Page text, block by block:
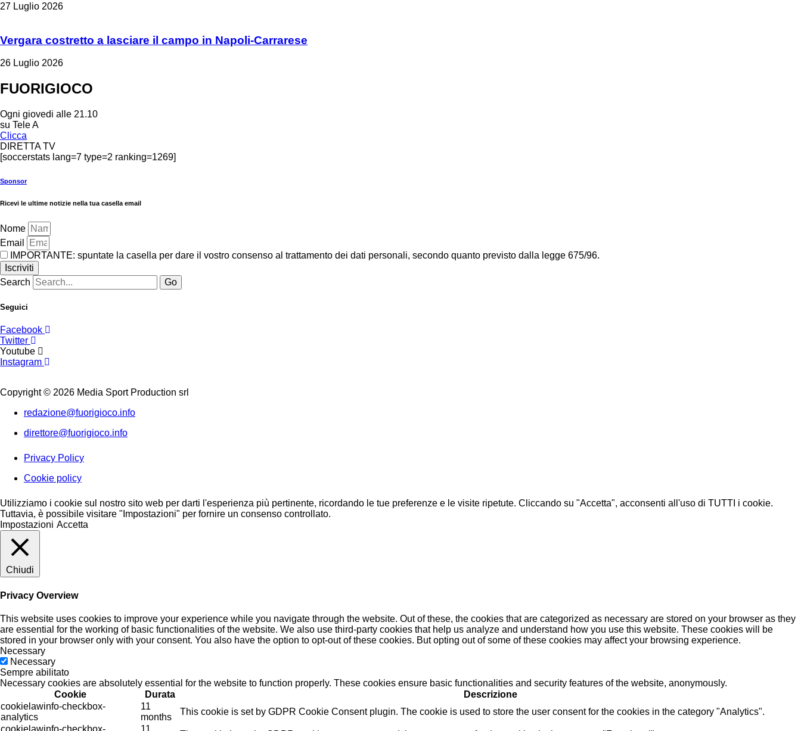
27 Luglio 2026
Vergara costretto a lasciare il campo in Napoli-Carrarese
26 Luglio 2026
FUORIGIOCO
Ogni giovedi alle 21.10
su Tele A
Clicca
DIRETTA TV
[soccerstats lang=7 type=2 ranking=1269]
Sponsor
Ricevi le ultime notizie nella tua casella email
Nome
Email
IMPORTANTE: spuntate la casella per dare il vostro consenso al trattamento dei dati personali, secondo quanto previsto dalla legge 675/96.
Iscriviti
Search
Go
Seguici
Facebook
Twitter
Youtube
Instagram
Copyright © 2026 Media Sport Production srl
redazione@fuorigioco.info
direttore@fuorigioco.info
Privacy Policy
Cookie policy
Utilizziamo i cookie sul nostro sito web per darti l'esperienza più pertinente, ricordando le tue preferenze e le visite ripetute. Cliccando su "Accetta", acconsenti all'uso di TUTTI i cookie.
Tuttavia, è possibile visitare "Impostazioni" per fornire un consenso controllato.
Impostazioni Accetta
Chiudi
Privacy Overview
This website uses cookies to improve your experience while you navigate through the website. Out of these, the cookies that are categorized as necessary are stored on your browser as they
are essential for the working of basic functionalities of the website. We also use third-party cookies that help us analyze and understand how you use this website. These cookies will be
stored in your browser only with your consent. You also have the option to opt-out of these cookies. But opting out of some of these cookies may affect your browsing experience.
Necessary
Necessary
Sempre abilitato
Necessary cookies are absolutely essential for the website to function properly. These cookies ensure basic functionalities and security features of the website, anonymously.
Cookie
Durata
Descrizione
cookielawinfo-checkbox-
analytics
11
months
This cookie is set by GDPR Cookie Consent plugin. The cookie is used to store the user consent for the cookies in the category "Analytics".
cookielawinfo-checkbox-
11